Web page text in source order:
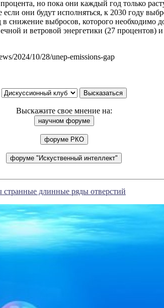
но пока они каждый год только
они будут исполняться, к 2030 году
снижение выбросов, которого необходимо
и ветровой энергетики (27 процентов)
2024/10/28/unep-emissions-gap
Выскажите свое мнение на:
странные длинные ряды отверстий